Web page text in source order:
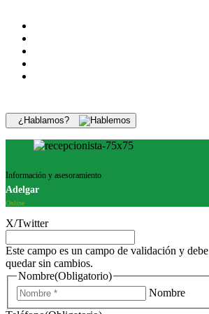
¿Hablamos?
Información y asesoramiento
Adelgar
Online
X/Twitter
Este campo es un campo de validación y debe
quedar sin cambios.
Nombre(Obligatorio)
Nombre